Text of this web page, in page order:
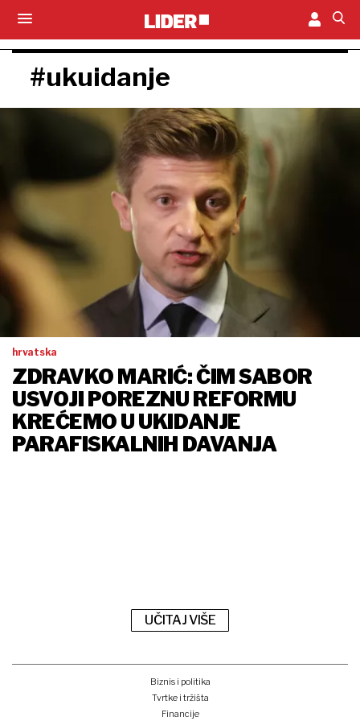
#ukuidanje
hrvatska
ZDRAVKO MARIĆ: ČIM SABOR
USVOJI POREZNU REFORMU
KREĆEMO U UKIDANJE
PARAFISKALNIH DAVANJA
UČITAJ VIŠE
Biznis i politika
Tvrtke i tržišta
Financije